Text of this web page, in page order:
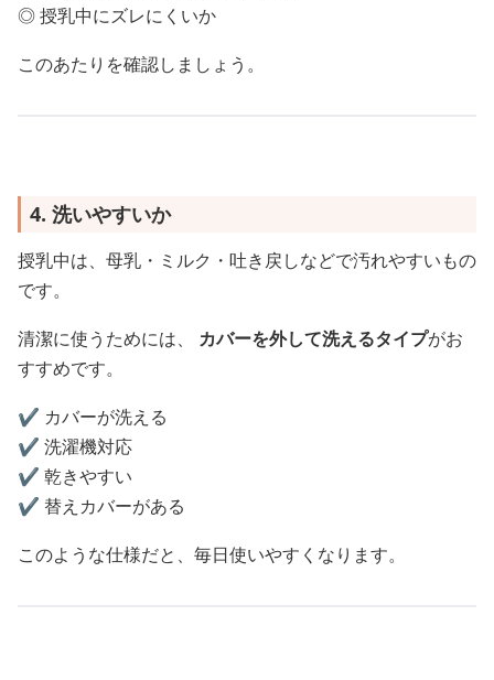
◎ 授乳中にズレにくいか
このあたりを確認しましょう。
4. 洗いやすいか
授乳中は、母乳・ミルク・吐き戻しなどで汚れやすいもの
です。
清潔に使うためには、 カバーを外して洗えるタイプがお
すすめです。
✔️ カバーが洗える
✔️ 洗濯機対応
✔️ 乾きやすい
✔️ 替えカバーがある
このような仕様だと、毎日使いやすくなります。